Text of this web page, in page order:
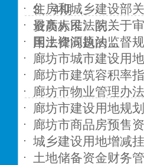
3、4期
住房和城乡建设部
资质标准》的…
最高人民法院关于
用法律问题的…
国土资源执法监督
廊坊市城市建设用
廊坊市建筑容积率
廊坊市物业管理办法
廊坊市建设用地规
廊坊市商品房预售
城乡建设用地增减
土地储备资金财务